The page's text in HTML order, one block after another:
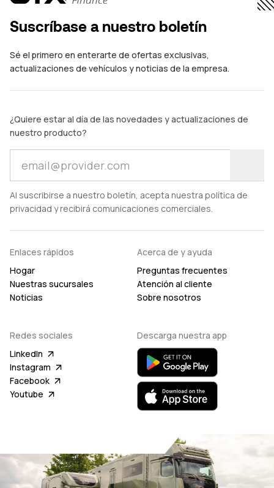
Suscríbase a nuestro boletín
Sé el primero en enterarte de ofertas exclusivas,
actualizaciones de vehículos y noticias de la empresa.
¿Quiere estar al día de las novedades y actualizaciones de
nuestro producto?
Al suscribirse a nuestro boletín, acepta nuestra política de
privacidad y recibirá comunicaciones comerciales.
Enlaces rápidos
Hogar
Nuestras sucursales
Noticias
Acerca de y ayuda
Preguntas frecuentes
Atención al cliente
Sobre nosotros
Redes sociales
LinkedIn
Instagram
Facebook
Youtube
Descarga nuestra app